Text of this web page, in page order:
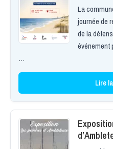
La
journée de
de la
événement
…
Lire